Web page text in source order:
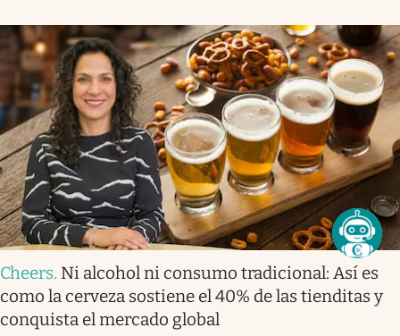
Cheers. Ni alcohol ni consumo tradicional: Así es
como la cerveza sostiene el 40% de las tienditas y
conquista el mercado global